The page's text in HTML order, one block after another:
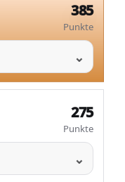
385
Punkte
275
Punkte